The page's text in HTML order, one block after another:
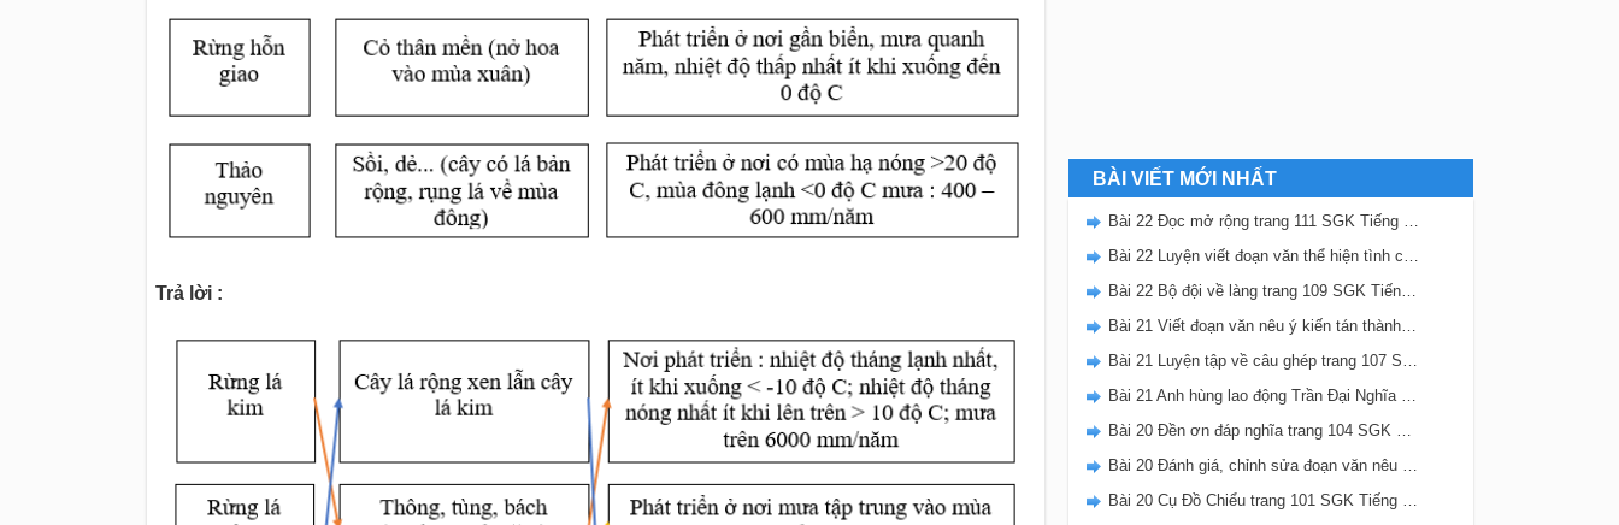
Trả lời :
BÀI VIẾT MỚI NHẤT
Bài 22 Đọc mở rộng trang 111 SGK Tiếng Việt 5 Kết nối tri thức tập 2
Bài 22 Luyện viết đoạn văn thể hiện tình cảm, cảm xúc về một sự việc trang 111 SGK Tiếng Việt 5 Kết nối tri thức tập 2
Bài 22 Bộ đội về làng trang 109 SGK Tiếng Việt 5 Kết nối tri thức tập 2
Bài 21 Viết đoạn văn nêu ý kiến tán thành một sự việc, hiện tượng (Bài viết số 2) trang 108 SGK Tiếng Việt 5 Kết nối tri thức tập 2
Bài 21 Luyện tập về câu ghép trang 107 SGK Tiếng Việt 5 Kết nối tri thức tập 2
Bài 21 Anh hùng lao động Trần Đại Nghĩa trang 106 SGK Tiếng Việt 5 Kết nối tri thức tập 2
Bài 20 Đền ơn đáp nghĩa trang 104 SGK Tiếng Việt 5 Kết nối tri thức tập 2
Bài 20 Đánh giá, chỉnh sửa đoạn văn nêu ý kiến tán thành một sự vật, hiện tượng trang 103 SGK Tiếng Việt 5 Kết nối tri thức tập 2
Bài 20 Cụ Đồ Chiểu trang 101 SGK Tiếng Việt 5 Kết nối tri thức tập 2